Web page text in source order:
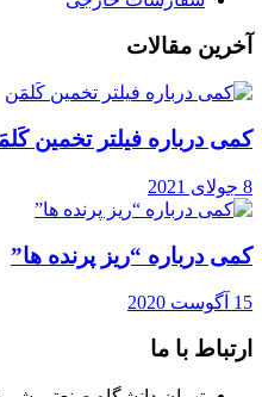
آخرین مقالات
کمی درباره فیلتر تخمین
8 جولای 2021
کمی درباره “ریز پرنده ها”
15 آگوست 2020
ارتباط با ما